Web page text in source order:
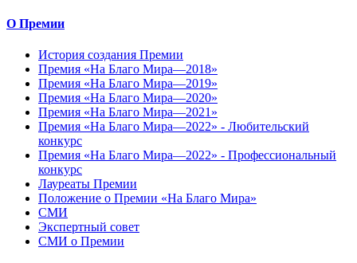
О Премии
История создания Премии
Премия «На Благо Мира—2018»
Премия «На Благо Мира—2019»
Премия «На Благо Мира—2020»
Премия «На Благо Мира—2021»
Премия «На Благо Мира—2022» - Любительский
конкурс
Премия «На Благо Мира—2022» - Профессиональный
конкурс
Лауреаты Премии
Положение о Премии «На Благо Мира»
СМИ
Экспертный совет
СМИ о Премии